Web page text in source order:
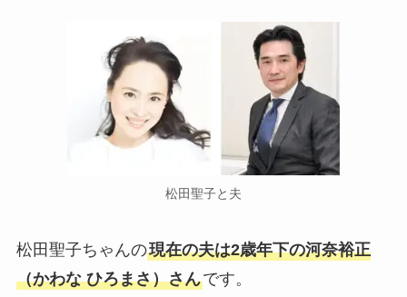
松田聖子と夫
松田聖子ちゃんの現在の夫は2歳年下の河奈裕正
（かわな ひろまさ）さんです。